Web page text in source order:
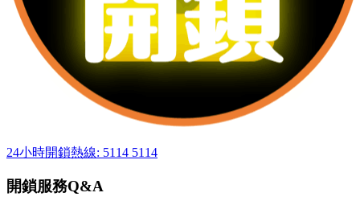
24小時開鎖熱線: 5114 5114
開鎖服務Q&A